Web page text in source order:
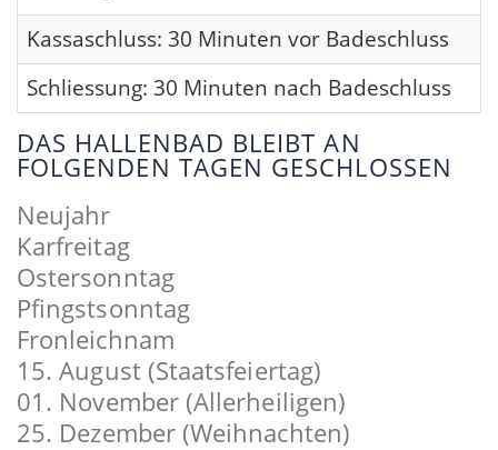
Kassaschluss: 30 Minuten vor Badeschluss
Schliessung: 30 Minuten nach Badeschluss
DAS HALLENBAD BLEIBT AN
FOLGENDEN TAGEN GESCHLOSSEN
Neujahr
Karfreitag
Ostersonntag
Pfingstsonntag
Fronleichnam
15. August (Staatsfeiertag)
01. November (Allerheiligen)
25. Dezember (Weihnachten)